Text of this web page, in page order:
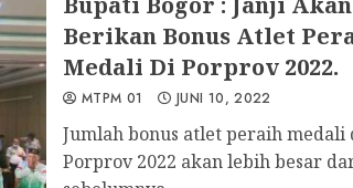
Berikan Bonus Atlet
Medali Di Porprov 2022.
MTPM 01 JUNI 10, 2022
Jumlah bonus atlet peraih medali
Porprov 2022 akan lebih besar